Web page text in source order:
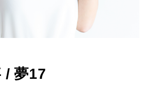
/ 夢17